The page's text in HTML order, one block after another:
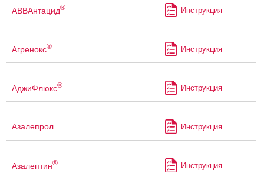
АВВАнтацид® Инструкция
Агренокс® Инструкция
АджиФлюкс® Инструкция
Азалепрол Инструкция
Азалептин® Инструкция